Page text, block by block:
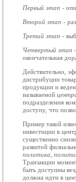
Первый этап -
Второй этап -
Третий этап -
Четвертый этап
окончательная
Действительно,
дистрибуции
продукции и
называемой
подразделения
доступу, что
Пример такой
инвестиции в
существенно
развитой
политика,
Транзакции
быть доступны
должна идти в